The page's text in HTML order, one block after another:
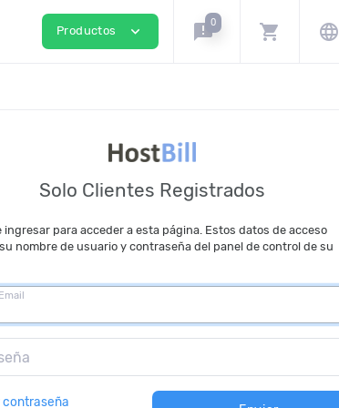
Productos expand_more announcement0 shopping_cart language
Solo Clientes Registrados
ingresar para acceder a esta página. Estos datos de acceso
nombre de usuario y contraseña del panel de control de su
contraseña